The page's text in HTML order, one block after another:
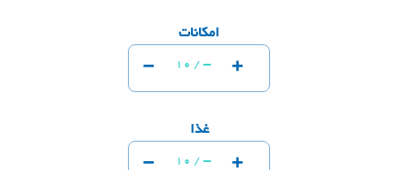
امکانات
- 10 / - +
غذا
10 / -